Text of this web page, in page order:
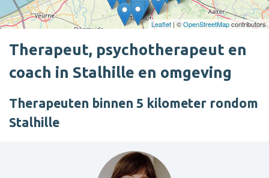
Leaflet | ©OpenStreetMapcontributors
Therapeut, psychotherapeut en
coach in Stalhille en omgeving
Therapeuten binnen 5 kilometer rondom
Stalhille